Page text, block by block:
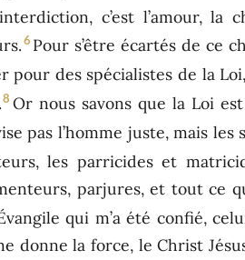
c’est l’amour, la
6 Pour s’être écartés de ce
pour des spécialistes de la
8 Or nous savons que la Loi
pas l’homme juste, mais
les parricides et
parjures, et tout ce
qui m’a été confié,
donne la force, le Christ